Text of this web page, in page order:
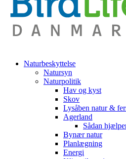
Naturbeskyttelse
Natursyn
Naturpolitik
Hav og kyst
Skov
Lysåben natur &
Agerland
Sådan
Bynær natur
Planlægning
Energi